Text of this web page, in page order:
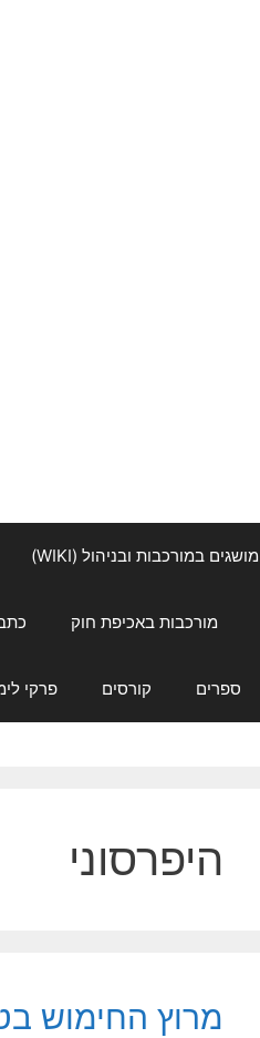
מושגים במורכבות ובניהול (WIKI)
מורכבות באכיפת חוק
ספרים קורסים פרקי
היפרסוני
מרוץ החימוש